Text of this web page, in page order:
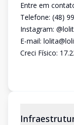
Entre em
Telefone: (48)
Instagram:
E-mail:
Creci Físico: